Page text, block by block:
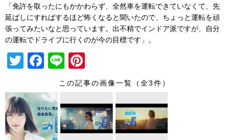
「免許を取ったにもかかわらず、全然車を運転できていなくて、先
延ばしにすればするほど怖くなると聞いたので、ちょっと運転を頑
張ってみたいなと思っています。出不精でインドア派ですが、自分
の運転でドライブに行くのが今の目標です」。
T
tt
er
F
c
e
b
Li
n
nt
e
st
この記事の画像一覧（全3件）